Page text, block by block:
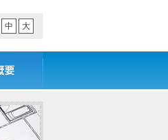
中 大